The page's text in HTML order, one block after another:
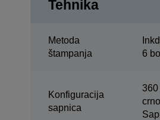
Tehnika
Metoda
štampanja
6
Konfiguracija
sapnica
360